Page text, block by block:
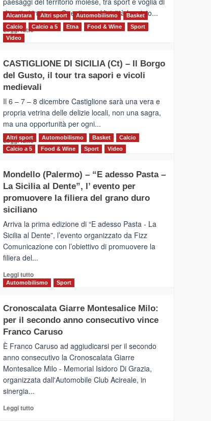
divertirsi insieme. Quest'anno Vivicittà ha visto...
Leggi tuttoLeggi
MOIO
ALCANTARA
–
alla
scoperta
del
territorio,
tra
sport
messaggi
di
Alcantara Altri sport Automobilismo
Basket
Calcio
Calcio a 5 Etna Food & Wine
Sport
Video
CASTIGLIONE DI SICILIA (Ct) – Il Borgo
del Gusto, il tour tra sapori e vicoli
medievali
Il 6 – 7 – 8 dicembre Castiglione sarà una vera e
propria vetrina delle delizie locali, non una sagra,
ma una opportunità per ogni...
Leggi tuttoLeggi
CASTIGLIONE
DI
SICILIA
(Ct)
Il
Borgo
del
tour
tra
vicoli
medievali
Altri sport Automobilismo Basket
Calcio
Calcio a 5
Food & Wine Sport Video
Mondello (Palermo) – “E adesso Pasta –
La Sicilia al Dente”, l’ evento per
promuovere la filiera del grano duro
siciliano
Arriva la prima edizione di “E adesso Pasta - La
Sicilia al Dente”, l’evento organizzato da Fizz
Comunicazione con l’obiettivo di promuovere la
filiera del...
Leggi tuttoLeggi
di
Mondello
(Palermo)
–
adesso
Pasta
–
La
Dente”,
Automobilismo Sport
Cronoscalata Giarre Montesalice Milo:
per il secondo anno consecutivo vince
Franco Caruso
È Franco Caruso ad aggiudicarsi per il secondo
anno consecutivo la Cronoscalata Giarre
Montesalice Milo - Memorial Isidoro Di Grazia,
organizzata dall'Automobile Club Acireale, in
sinergia...
Leggi tuttoLeggi